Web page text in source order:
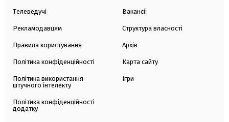
Телеведучі
Рекламодавцям
Правила користування
Політика конфіденційності
Політика використання
штучного інтелекту
Політика конфіденційності
додатку
Вакансії
Структура власності
Архів
Карта сайту
Ігри